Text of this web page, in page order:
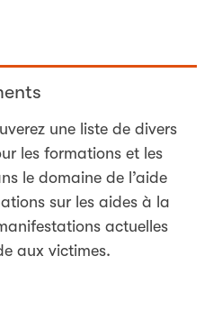
une liste de divers
les formations et les
le domaine de l’aide
sur les aides à la
actuelles
aux victimes.